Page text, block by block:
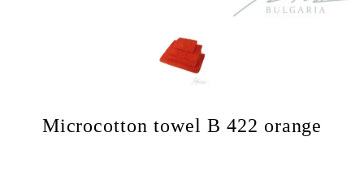
Microcotton towel B 422 orange